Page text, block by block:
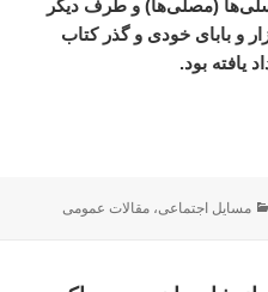
(مصلی‌ها) و طرف دیگر
و بابای خودی و گذر کتاب
یافته بود.
دسته‌ها
مسایل اجتماعی،مقالات عمومی